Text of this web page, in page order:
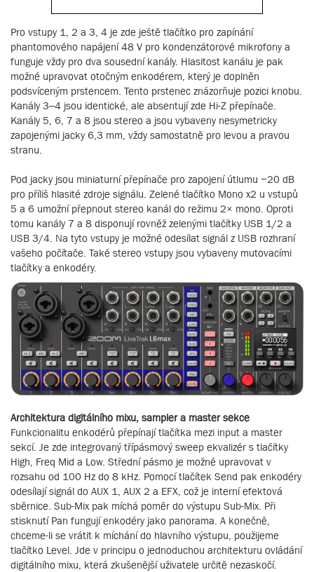
Pro vstupy 1, 2 a 3, 4 je zde ještě tlačítko pro zapínání
phantomového napájení 48 V pro kondenzátorové mikrofony a
funguje vždy pro dva sousední kanály. Hlasitost kanálu je pak
možné upravovat otočným enkodérem, který je doplněn
podsvíceným prstencem. Tento prstenec znázorňuje pozici knobu.
Kanály 3–4 jsou identické, ale absentují zde Hi-Z přepínače.
Kanály 5, 6, 7 a 8 jsou stereo a jsou vybaveny nesymetricky
zapojenými jacky 6,3 mm, vždy samostatně pro levou a pravou
stranu.
Pod jacky jsou miniaturní přepínače pro zapojení útlumu −20 dB
pro příliš hlasité zdroje signálu. Zelené tlačítko Mono x2 u vstupů
5 a 6 umožní přepnout stereo kanál do režimu 2× mono. Oproti
tomu kanály 7 a 8 disponují rovněž zelenými tlačítky USB 1/2 a
USB 3/4. Na tyto vstupy je možné odesílat signál z USB rozhraní
vašeho počítače. Také stereo vstupy jsou vybaveny mutovacími
tlačítky a enkodéry.
Architektura digitálního mixu, sampler a master sekce
Funkcionalitu enkodérů přepínají tlačítka mezi input a master
sekcí. Je zde integrovaný třípásmový sweep ekvalizér s tlačítky
High, Freq Mid a Low. Střední pásmo je možné upravovat v
rozsahu od 100 Hz do 8 kHz. Pomocí tlačítek Send pak enkodéry
odesílají signál do AUX 1, AUX 2 a EFX, což je interní efektová
sběrnice. Sub-Mix pak míchá poměr do výstupu Sub-Mix. Při
stisknutí Pan fungují enkodéry jako panorama. A konečně,
chceme-li se vrátit k míchání do hlavního výstupu, použijeme
tlačítko Level. Jde v principu o jednoduchou architekturu ovládání
digitálního mixu, která zkušenější uživatele určitě nezaskočí.